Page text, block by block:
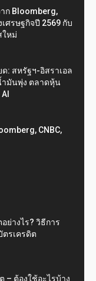
ก Bloomberg,
เศรษฐกิจปี 2569 กับ
ใหม่
: สหรัฐฯ-อิสราเอล
มันพุ่ง ตลาดหุ้น
CNBC,
ย่างไร? วิธีการ
รเครดิต
– ต้องใช้อะไรบ้าง